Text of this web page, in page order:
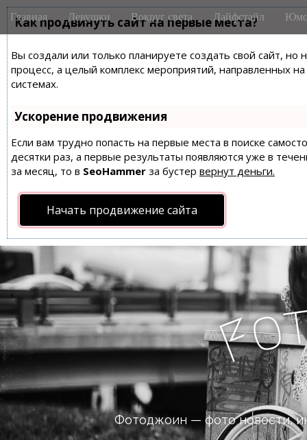
Как продвинуть сайт на первые места?
Вы создали или только планируете создать свой сайт,
процесс, а целый комплекс мероприятий, направленных
системах.
Ускорение продвижения
Если вам трудно попасть на первые места в поиске
десятки раз, а первые результаты появляются уже в
за месяц, то в SeoHammer за бустер вернут деньги.
Начать продвижение сайта
M
a
n
m
e
n
u
i
Главная Девушки Вокруг света Лайфстайл
Fo
Фотоджоин — фото новости,